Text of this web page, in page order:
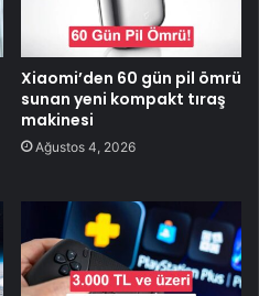
Xiaomi’den 60 gün pil ömrü
sunan yeni kompakt tıraş
makinesi
Ağustos 4, 2026